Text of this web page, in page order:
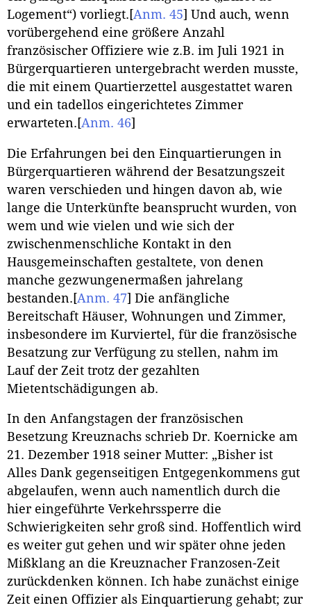
Logement“) vorliegt. [Anm. 45] Und auch, wenn
vorübergehend eine größere Anzahl
französischer Offiziere wie z.B. im Juli 1921 in
Bürgerquartieren untergebracht werden musste,
die mit einem Quartierzettel ausgestattet waren
und ein tadellos eingerichtetes Zimmer
erwarteten. [Anm. 46]
Die Erfahrungen bei den Einquartierungen in
Bürgerquartieren während der Besatzungszeit
waren verschieden und hingen davon ab, wie
lange die Unterkünfte beansprucht wurden, von
wem und wie vielen und wie sich der
zwischenmenschliche Kontakt in den
Hausgemeinschaften gestaltete, von denen
manche gezwungenermaßen jahrelang
bestanden. [Anm. 47] Die anfängliche
Bereitschaft Häuser, Wohnungen und Zimmer,
insbesondere im Kurviertel, für die französische
Besatzung zur Verfügung zu stellen, nahm im
Lauf der Zeit trotz der gezahlten
Mietentschädigungen ab.
In den Anfangstagen der französischen
Besetzung Kreuznachs schrieb Dr. Koernicke am
21. Dezember 1918 seiner Mutter: „Bisher ist
Alles Dank gegenseitigen Entgegenkommens gut
abgelaufen, wenn auch namentlich durch die
hier eingeführte Verkehrssperre die
Schwierigkeiten sehr groß sind. Hoffentlich wird
es weiter gut gehen und wir später ohne jeden
Mißklang an die Kreuznacher Franzosen-Zeit
zurückdenken können. Ich habe zunächst einige
Zeit einen Offizier als Einquartierung gehabt; zur